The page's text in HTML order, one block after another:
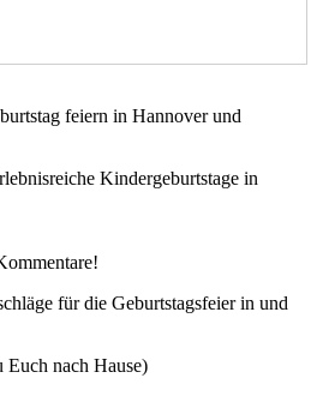
feiern in Hannover und
Kindergeburtstage in
für die Geburtstagsfeier in und
Euch nach Hause)